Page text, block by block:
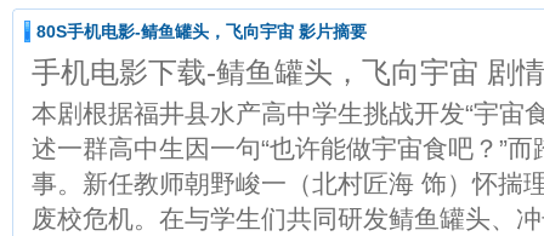
80S手机电影-鲭鱼罐头，飞向宇宙 影片摘要
手机电影下载-鲭鱼罐头，飞向宇宙 剧
本剧根据福井县水产高中学生挑战开发“宇宙
述一群高中生因一句“也许能做宇宙食吧？”
事。新任教师朝野峻一（北村匠海 饰）怀揣
废校危机。在与学生们共同研发鲭鱼罐头、